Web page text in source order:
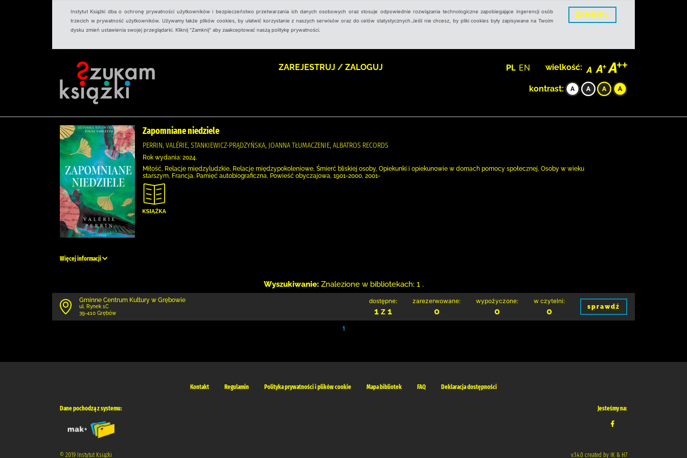
Instytut Książki dba o ochronę prywatności użytkowników i bezpieczeństwo przetwarzania ich danych osobowych oraz stosuje odpowiednie rozwiązania technologiczne zapobiegające ingerencji osób
trzecich w prywatność użytkowników. Używamy także plików cookies, by ułatwić korzystanie z naszych serwisów oraz do celów statystycznych.Jeśli nie chcesz, by pliki cookies były zapisywane na Twoim
dysku zmień ustawienia swojej przeglądarki. Kliknij "Zamknij" aby zaakceptować naszą politykę prywatności.
ZAMKNIJ
ZAREJESTRUJ / ZALOGUJ PL EN wielkość:
kontrast:
Zapomniane niedziele
PERRIN, VALÉRIE, STANKIEWICZ-PRĄDZYŃSKA, JOANNA TŁUMACZENIE, ALBATROS RECORDS
Rok wydania: 2024.
Miłość, Relacje międzyludzkie, Relacje międzypokoleniowe, Śmierć bliskiej osoby, Opiekunki i opiekunowie w domach pomocy społecznej, Osoby w wieku
starszym, Francja, Pamięć autobiograficzna, Powieść obyczajowa, 1901-2000, 2001-
Więcej informacji
Wyszukiwanie: Znalezione w bibliotekach: 1 .
Gminne Centrum Kultury w Grębowie
ul. Rynek 1C
39-410 Grębów
dostępne:
1 z 1
zarezerwowane:
0
wypożyczone:
0
w czytelni:
0 sprawdź
1
Kontakt Regulamin Polityka prywatności i plików cookie Mapa bibliotek FAQ Deklaracja dostępności
Dane pochodzą z systemu: Jesteśmy na:
© 2019 Instytut Książki v.1.4.0 created by IK & H7